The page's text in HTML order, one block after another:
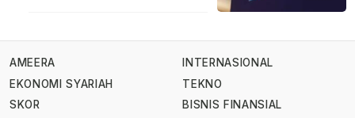
AMEERA
EKONOMI SYARIAH
SKOR
INTERNASIONAL
TEKNO
BISNIS FINANSIAL